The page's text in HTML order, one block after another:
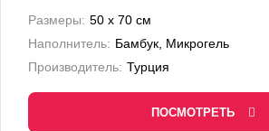
Размеры: 50 x 70 см
Наполнитель: Бамбук, Микрогель
Производитель: Турция
ПОСМОТРЕТЬ